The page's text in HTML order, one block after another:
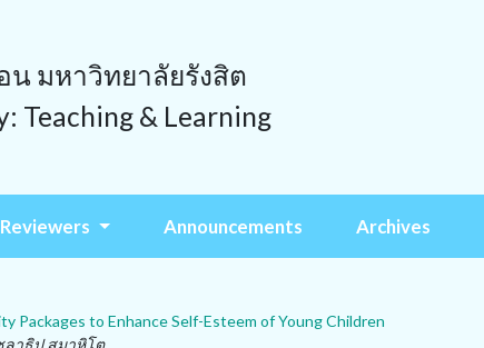
น มหาวิทยาลัยรังสิต
Teaching & Learning
Announcements Archives
Packages to Enhance Self-Esteem of Young Children
ลาธิป สมาหิโต